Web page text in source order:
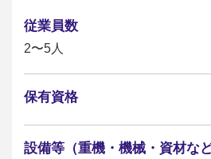
従業員数
2〜5人
保有資格
設備等（重機・機械・資材など